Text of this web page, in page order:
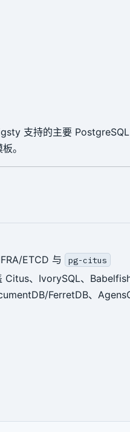
支持的主要
。
ETCD 与 pg-citus
、IvorySQL、Babelfish
FerretDB、